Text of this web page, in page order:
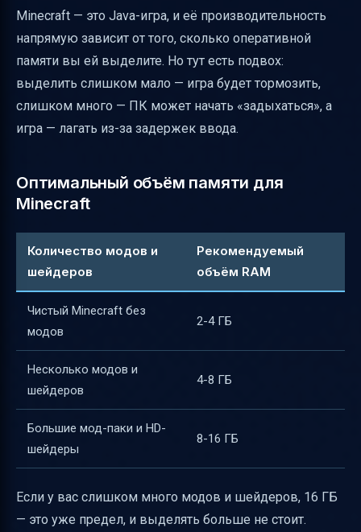
Практические советы для стабильной
работы Minecraft
Итоговая таблица для быстрого выбора
памяти
Minecraft — это Java-игра, и её производительность
напрямую зависит от того, сколько оперативной
памяти вы ей выделите. Но тут есть подвох:
выделить слишком мало — игра будет тормозить,
слишком много — ПК может начать «задыхаться», а
игра — лагать из-за задержек ввода.
Оптимальный объём памяти для
Minecraft
Количество модов и
шейдеров
Рекомендуемый
объём RAM
Чистый Minecraft без
модов
2-4 ГБ
Несколько модов и
шейдеров
4-8 ГБ
Большие мод-паки и HD-
шейдеры
8-16 ГБ
Если у вас слишком много модов и шейдеров, 16 ГБ
— это уже предел, и выделять больше не стоит.